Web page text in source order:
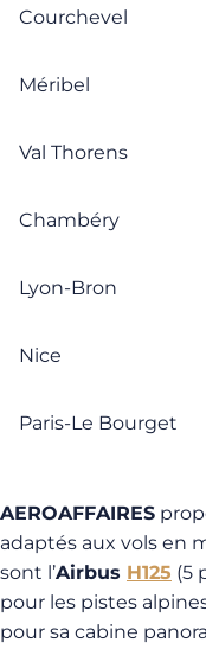
Courchevel
Méribel
Val Thorens
Chambéry
Lyon-Bron
Nice
Paris-Le Bourget
AEROAFFAIRES
adaptés aux vols en
sont l’Airbus H125 (5
pour les pistes
pour sa cabine